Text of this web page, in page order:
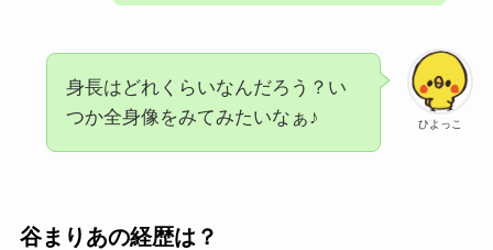
ひよっこ
身長はどれくらいなんだろう？い
つか全身像をみてみたいなぁ♪
谷まりあの経歴は？